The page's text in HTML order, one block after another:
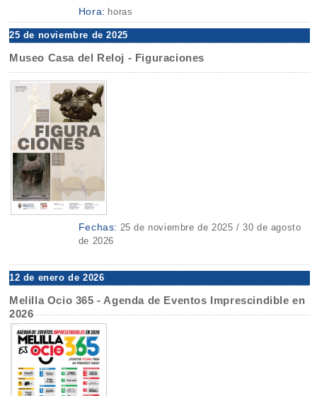
Hora: horas
25 de noviembre de 2025
Museo Casa del Reloj - Figuraciones
Fechas: 25 de noviembre de 2025 / 30 de agosto
de 2026
12 de enero de 2026
Melilla Ocio 365 - Agenda de Eventos Imprescindible en
2026